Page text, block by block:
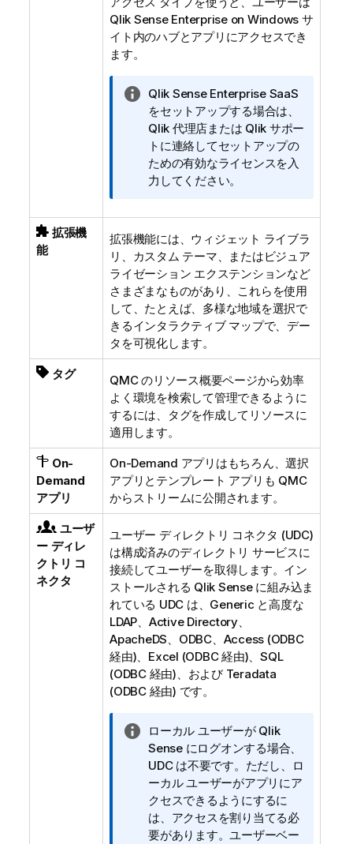
Qlik Sense Enterprise on Windows サ
イト内のハブとアプリにアクセスでき
ます。
情
報
メ
モ
Qlik Sense Enterprise SaaS
をセットアップする場合は、
Qlik 代理店または Qlik サポー
トに連絡してセットアップの
ための有効なライセンスを入
力してください。
拡張機
能
拡張機能には、ウィジェット ライブラ
リ、カスタム テーマ、またはビジュア
ライゼーション エクステンションなど
さまざまなものがあり、これらを使用
して、たとえば、多様な地域を選択で
きるインタラクティブ マップで、デー
タを可視化します。
タグ QMCのリソース概要ページから効率
よく環境を検索して管理できるように
するには、タグを作成してリソースに
適用します。
On-
Demand
アプリ
On-Demand アプリはもちろん、選択
アプリとテンプレート アプリも QMC
からストリームに公開されます。
ユーザ
ー ディレ
クトリ コ
ネクタ
ユーザー ディレクトリ コネクタ (UDC)
は構成済みのディレクトリ サービスに
接続してユーザーを取得します。イン
ストールされる Qlik Senseに組み込ま
れている UDC は、Generic と高度な
LDAP、Active Directory、
ApacheDS、ODBC、Access (ODBC
経由)、Excel (ODBC 経由)、SQL
(ODBC 経由)、および Teradata
(ODBC 経由) です。
情
報
メ
モ
ローカル ユーザーが Qlik
Senseにログオンする場合、
UDC は不要です。ただし、ロ
ーカル ユーザーがアプリにア
クセスできるようにするに
は、アクセスを割り当てる必
要があります。ユーザーベー